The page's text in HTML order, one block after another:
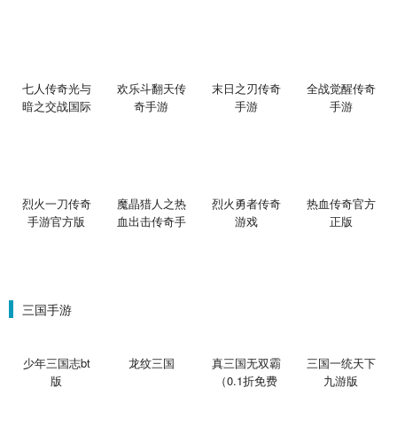
七人传奇光与
暗之交战国际
欢乐斗翻天传
奇手游
末日之刃传奇
手游
全战觉醒传奇
手游
烈火一刀传奇
手游官方版
魔晶猎人之热
血出击传奇手
烈火勇者传奇
游戏
热血传奇官方
正版
三国手游
少年三国志bt
版
龙纹三国
真三国无双霸
（0.1折免费
三国一统天下
九游版